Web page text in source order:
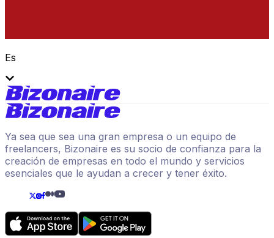
Es
Ya sea que sea una gran empresa o un equipo de
freelancers, Bizonaire es su socio de confianza para la
creación de empresas en todo el mundo y servicios
esenciales que le ayudan a crecer y tener éxito.